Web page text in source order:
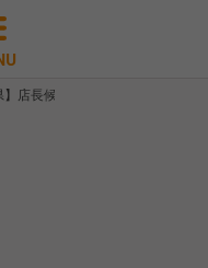
】店長候補/人気ブーランジェリ